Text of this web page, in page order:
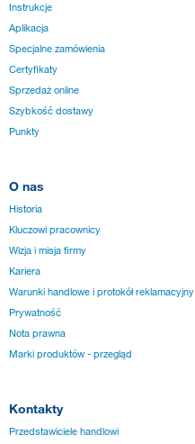
Instrukcje
Aplikacja
Specjalne zamówienia
Certyfikaty
Sprzedaż online
Szybkość dostawy
Punkty
O nas
Historia
Kluczowi pracownicy
Wizja i misja firmy
Kariera
Warunki handlowe i protokół reklamacyjny
Prywatność
Nota prawna
Marki produktów - przegląd
Kontakty
Przedstawiciele handlowi